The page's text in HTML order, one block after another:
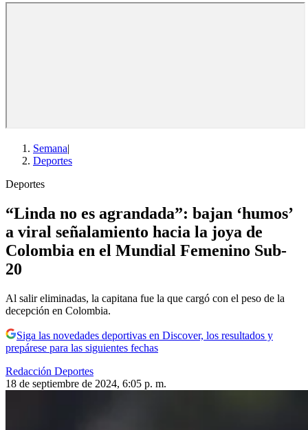
Semana|
Deportes
Deportes
“Linda no es agrandada”: bajan ‘humos’
a viral señalamiento hacia la joya de
Colombia en el Mundial Femenino Sub-
20
Al salir eliminadas, la capitana fue la que cargó con el peso de la
decepción en Colombia.
Siga las novedades deportivas en Discover, los resultados y
prepárese para las siguientes fechas
Redacción Deportes
18 de septiembre de 2024, 6:05 p. m.